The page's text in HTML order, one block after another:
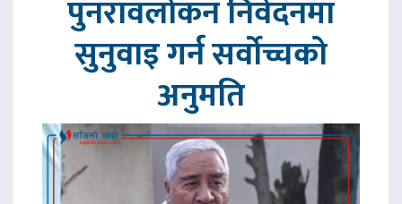
पुनरावलोकन निवेदनमा
सुनुवाइ गर्न सर्वोच्चको
अनुमति